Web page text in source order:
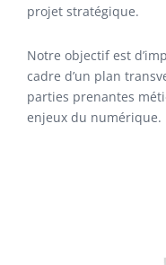
projet stratégique.
Notre objectif est
cadre d’un plan
parties prenantes
enjeux du numérique.